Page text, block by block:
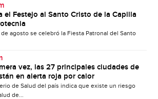
el Festejo al Santo Cristo de la Capilla
agosto se celebró la Fiesta Patronal del Santo
vez, las 27 principales ciudades de
en alerta roja por calor
de Salud del país indica que existe un riesgo
de...